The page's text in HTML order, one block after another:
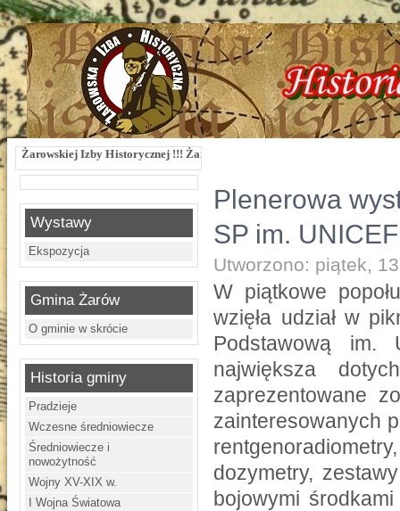
Historycznej !!! Żarowska Izba Historyczna, ul. Dworcowa 3 !!! e-mail:
Wystawy
Ekspozycja
Gmina Żarów
O gminie w skrócie
Historia gminy
Pradzieje
Wczesne średniowiecze
Średniowiecze i
nowożytność
Wojny XV-XIX w.
I Wojna Światowa
Plenerowa
SP im.
Utworzono: piątek,
W piątkowe
wzięła udział w
Podstawową im.
największa
zaprezentowane
zainteresowanych
dozymetry,
bojowymi